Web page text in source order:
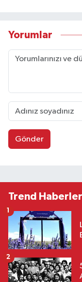
Yorumlar
Gönder
Trend Haberler
1
2